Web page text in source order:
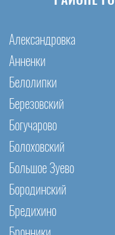
Александровка
Анненки
Белолипки
Березовский
Богучарово
Болоховский
Большое Зуево
Бородинский
Бредихино